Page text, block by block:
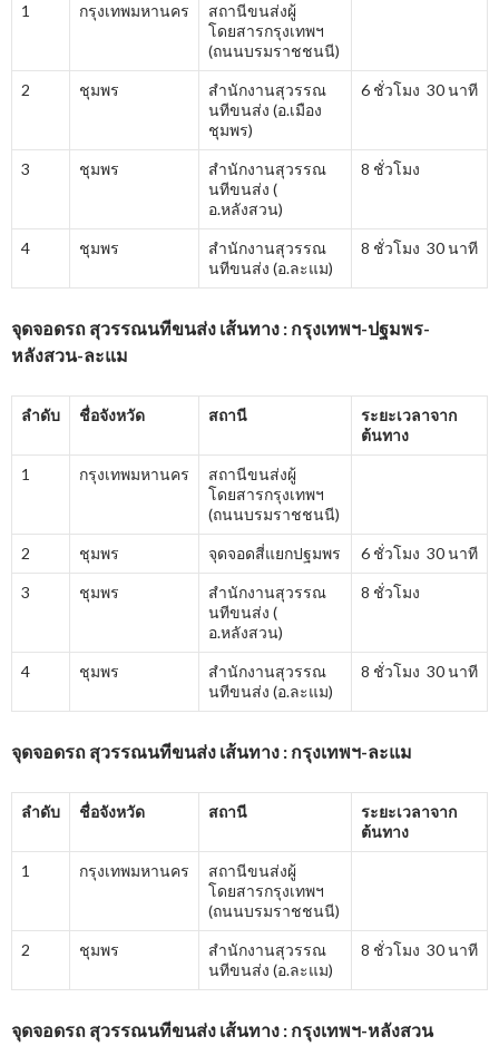
1 กรุงเทพมหานคร
สถานีขนส่งผู้
โดยสารกรุงเทพฯ
(ถนนบรมราชชนนี)
2 ชุมพร
สำนักงานสุวรรณ
นทีขนส่ง (อ.เมือง
ชุมพร)
6 ชั่วโมง 30 นาที
3 ชุมพร
สำนักงานสุวรรณ
นทีขนส่ง (
อ.หลังสวน)
8 ชั่วโมง
4 ชุมพร
สำนักงานสุวรรณ
นทีขนส่ง (อ.ละแม)
8 ชั่วโมง 30 นาที
จุดจอดรถ สุวรรณนทีขนส่ง เส้นทาง : กรุงเทพฯ-ปฐมพร-
หลังสวน-ละแม
ลำดับ ชื่อจังหวัด สถานี
ระยะเวลาจาก
ต้นทาง
1 กรุงเทพมหานคร
สถานีขนส่งผู้
โดยสารกรุงเทพฯ
(ถนนบรมราชชนนี)
2 ชุมพร จุดจอดสี่แยกปฐมพร 6 ชั่วโมง 30 นาที
3 ชุมพร
สำนักงานสุวรรณ
นทีขนส่ง (
อ.หลังสวน)
8 ชั่วโมง
4 ชุมพร
สำนักงานสุวรรณ
นทีขนส่ง (อ.ละแม)
8 ชั่วโมง 30 นาที
จุดจอดรถ สุวรรณนทีขนส่ง เส้นทาง : กรุงเทพฯ-ละแม
ลำดับ ชื่อจังหวัด สถานี
ระยะเวลาจาก
ต้นทาง
1 กรุงเทพมหานคร
สถานีขนส่งผู้
โดยสารกรุงเทพฯ
(ถนนบรมราชชนนี)
2 ชุมพร
สำนักงานสุวรรณ
นทีขนส่ง (อ.ละแม)
8 ชั่วโมง 30 นาที
จุดจอดรถ สุวรรณนทีขนส่ง เส้นทาง : กรุงเทพฯ-หลังสวน